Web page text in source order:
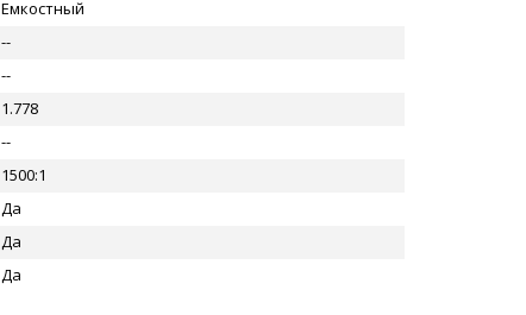
Емкостный
--
--
1.778
--
1500:1
Да
Да
Да